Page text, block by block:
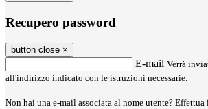
Recupero password
button close ×
E-mail Verrà
all'indirizzo indicato con le istruzioni necessarie.
Non hai una e-mail associata al nome utente? Effettua